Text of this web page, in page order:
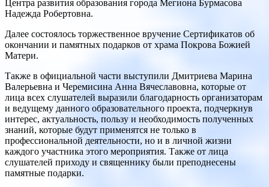
Центра развития образования города Мегиона Бурмасова
Надежда Робертовна.
Далее состоялось торжественное вручение Сертификатов об
окончании и памятных подарков от храма Покрова Божией
Матери.
Также в официальной части выступили Дмитриева Марина
Валерьевна и Черемисина Анна Вячеславовна, которые от
лица всех слушателей выразили благодарность организаторам
и ведущему данного образовательного проекта, подчеркнув
интерес, актуальность, пользу и необходимость полученных
знаний, которые будут применятся не только в
профессиональной деятельности, но и в личной жизни
каждого участника этого мероприятия. Также от лица
слушателей приходу и священнику были преподнесены
памятные подарки.